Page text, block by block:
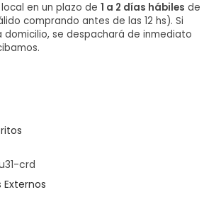
en un plazo de 1 a 2 días hábiles de
comprando antes de las 12 hs). Si
se despachará de inmediato
crd
Externos